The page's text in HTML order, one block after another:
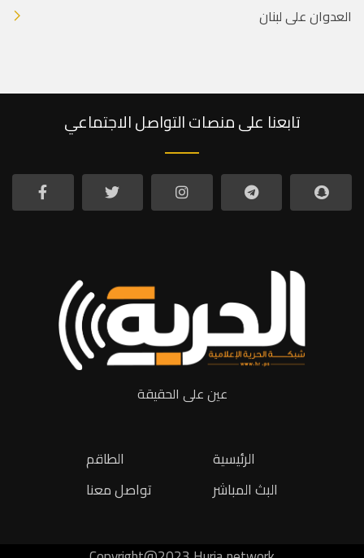
العدوان على لبنان
تابعنا على منصات التواصل الاجتماعي
عين على الحقيقة
الطاقم
تواصل معنا
الرئيسية
البث المباشر